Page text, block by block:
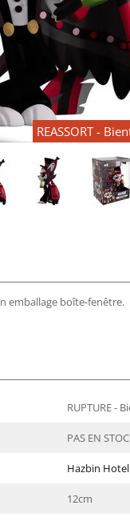
REASSORT -
emballage boîte-fenêtre.
RUPTURE -
PAS EN
Hazbin Hotel
12cm